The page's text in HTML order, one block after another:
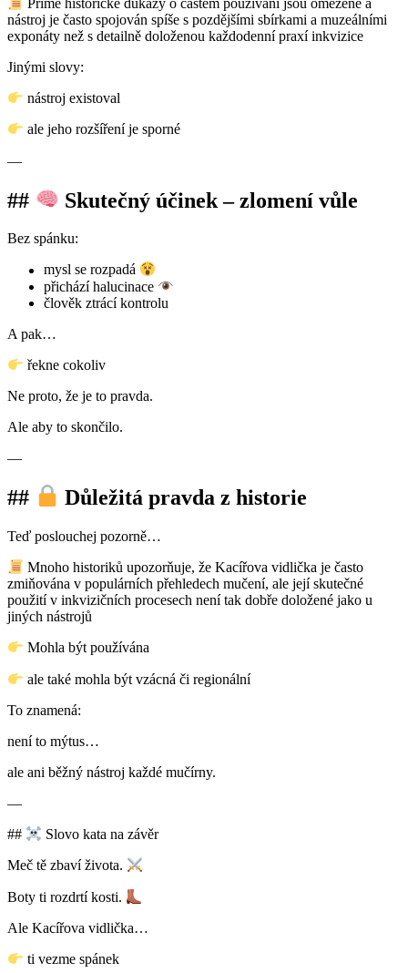
Přímé historické důkazy o častém používání jsou omezené a
nástroj je často spojován spíše s pozdějšími sbírkami a muzeálními
exponáty než s detailně doloženou každodenní praxí inkvizice
Jinými slovy:
nástroj existoval
ale jeho rozšíření je sporné
—
## Skutečný účinek – zlomení vůle
Bez spánku:
mysl se rozpadá
přichází halucinace
člověk ztrácí kontrolu
A pak…
řekne cokoliv
Ne proto, že je to pravda.
Ale aby to skončilo.
—
## Důležitá pravda z historie
Teď poslouchej pozorně…
Mnoho historiků upozorňuje, že Kacířova vidlička je často
zmiňována v populárních přehledech mučení, ale její skutečné
použití v inkvizičních procesech není tak dobře doložené jako u
jiných nástrojů
Mohla být používána
ale také mohla být vzácná či regionální
To znamená:
není to mýtus…
ale ani běžný nástroj každé mučírny.
—
## Slovo kata na závěr
Meč tě zbaví života.
Boty ti rozdrtí kosti.
Ale Kacířova vidlička…
ti vezme spánek